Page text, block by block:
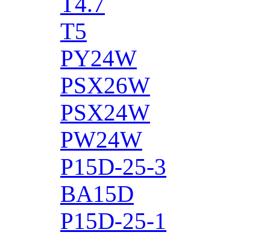
T5
PY24W
PSX26W
PSX24W
PW24W
P15D-25-3
BA15D
P15D-25-1